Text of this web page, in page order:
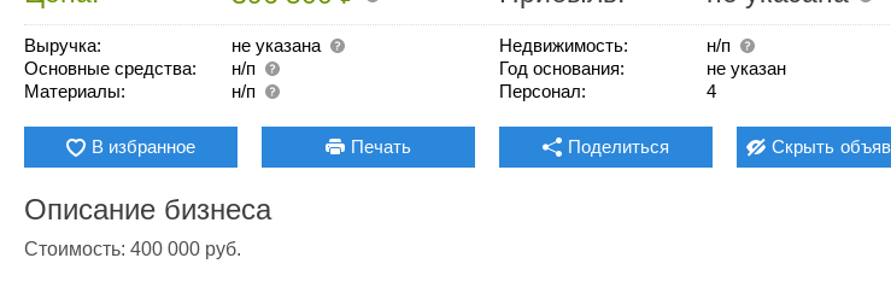
Выручка:
не указана
Основные средства:
н/п
Материалы:
н/п
Недвижимость:
н/п
Год основания:
не указан
Персонал:
4
В избранное Печать Поделиться Скрыть
Описание бизнеса
Стоимость: 400 000 руб.